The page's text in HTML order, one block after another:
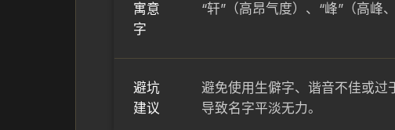
寓意
字
“轩”（高昂气度）、“峰”（高峰
避坑
建议
避免使用生僻字、谐音不佳或过
导致名字平淡无力。